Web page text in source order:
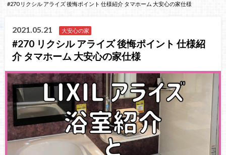
#270 リクシル アライズ 後悔ポイント 仕様紹介 タマホーム 大安心の家仕様
2021.05.21 大安心の家
#270 リクシル アライズ 後悔ポイント 仕様紹
介 タマホーム 大安心の家仕様